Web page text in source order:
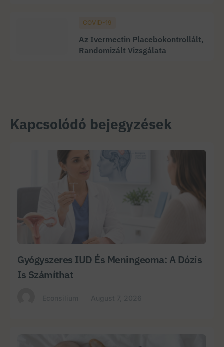
COVID-19
Az Ivermectin Placebokontrollált,
Randomizált Vizsgálata
Kapcsolódó bejegyzések
Gyógyszeres IUD És Meningeoma: A Dózis
Is Számíthat